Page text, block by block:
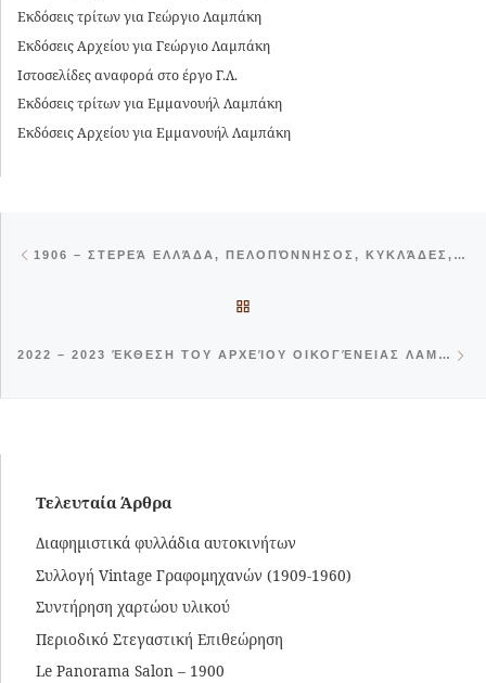
Εκδόσεις τρίτων για Γεώργιο Λαμπάκη
Εκδόσεις Αρχείου για Γεώργιο Λαμπάκη
Ιστοσελίδες αναφορά στο έργο Γ.Λ.
Εκδόσεις τρίτων για Εμμανουήλ Λαμπάκη
Εκδόσεις Αρχείου για Εμμανουήλ Λαμπάκη
1906 – ΣΤΕΡΕΆ ΕΛΛΆΔΑ, ΠΕΛΟΠΌΝΝΗΣΟΣ, ΚΥΚΛΆΔΕΣ, ΑΙΓΑΊΟ ΠΈΛΑΓΟΣ, ΜΙΚΡΆ ΑΣΊΑ
2022 – 2023 ΈΚΘΕΣΗ ΤΟΥ ΑΡΧΕΊΟΥ ΟΙΚΟΓΈΝΕΙΑΣ ΛΑΜΠΆΚΗ ΣΤΟ ΒΥΖΑΝΤΙΝΌ ΧΡΙΣΤΙΑΝΙΚΌ ΜΟΥΣΕΊΟ
Τελευταία Άρθρα
Διαφημιστικά φυλλάδια αυτοκινήτων
Συλλογή Vintage Γραφομηχανών (1909-1960)
Συντήρηση χαρτώου υλικού
Περιοδικό Στεγαστική Επιθεώρηση
Le Panorama Salon – 1900